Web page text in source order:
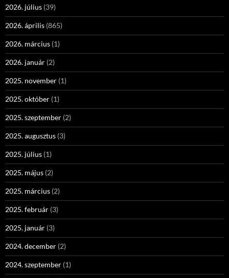
2026. július (39)
2026. április (865)
2026. március (1)
2026. január (2)
2025. november (1)
2025. október (1)
2025. szeptember (2)
2025. augusztus (3)
2025. július (1)
2025. május (2)
2025. március (2)
2025. február (3)
2025. január (3)
2024. december (2)
2024. szeptember (1)